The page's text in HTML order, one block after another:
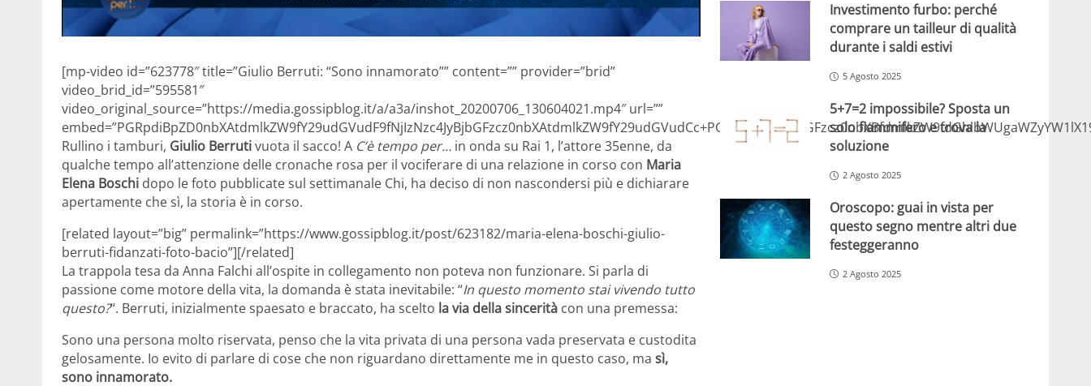
[mp-video id=”623778″ title=”Giulio Berruti: “Sono innamorato”” content=”” provider=”brid”
video_brid_id=”595581″
video_original_source=”https://media.gossipblog.it/a/a3a/inshot_20200706_130604021.mp4″ url=””
Rullino i tamburi, Giulio Berrutivuota il sacco! A C’è tempo per… in onda su Rai 1, l’attore 35enne, da
qualche tempo all’attenzione delle cronache rosa per il vociferare di una relazione in corso con Maria
Elena Boschi dopo le foto pubblicate sul settimanale Chi, ha deciso di non nascondersi più e dichiarare
apertamente che sì, la storia è in corso.
[related layout=”big” permalink=”https://www.gossipblog.it/post/623182/maria-elena-boschi-giulio-
berruti-fidanzati-foto-bacio”][/related]
La trappola tesa da Anna Falchi all’ospite in collegamento non poteva non funzionare. Si parla di
passione come motore della vita, la domanda è stata inevitabile: “In questo momento stai vivendo tutto
questo?“. Berruti, inizialmente spaesato e braccato, ha scelto la via della sincerità con una premessa:
Sono una persona molto riservata, penso che la vita privata di una persona vada preservata e custodita
gelosamente. Io evito di parlare di cose che non riguardano direttamente me in questo caso, ma sì,
sono innamorato.
Investimento furbo: perché
comprare un tailleur di qualità
durante i saldi estivi
5 Agosto 2025
5+7=2 impossibile? Sposta un
solo fiammifero e trova la
soluzione
2 Agosto 2025
Oroscopo: guai in vista per
questo segno mentre altri due
festeggeranno
2 Agosto 2025